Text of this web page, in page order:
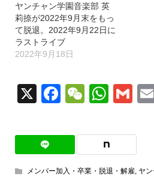
ヤンチャン学園音楽部 英
莉捺が2022年9月末をもっ
て脱退。2022年9月22日に
ラストライブ
2022年9月18日
X Facebook
WeChat
メンバー加入・卒業・脱退・解雇, ヤ